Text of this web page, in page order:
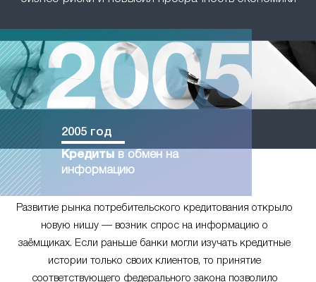
2005 год
Кредиты в обмен на
информацию
Развитие рынка потребительского кредитования открыло
новую нишу — возник спрос на информацию о
заёмщиках. Если раньше банки могли изучать кредитные
истории только своих клиентов, то принятие
соответствующего федерального закона позволило